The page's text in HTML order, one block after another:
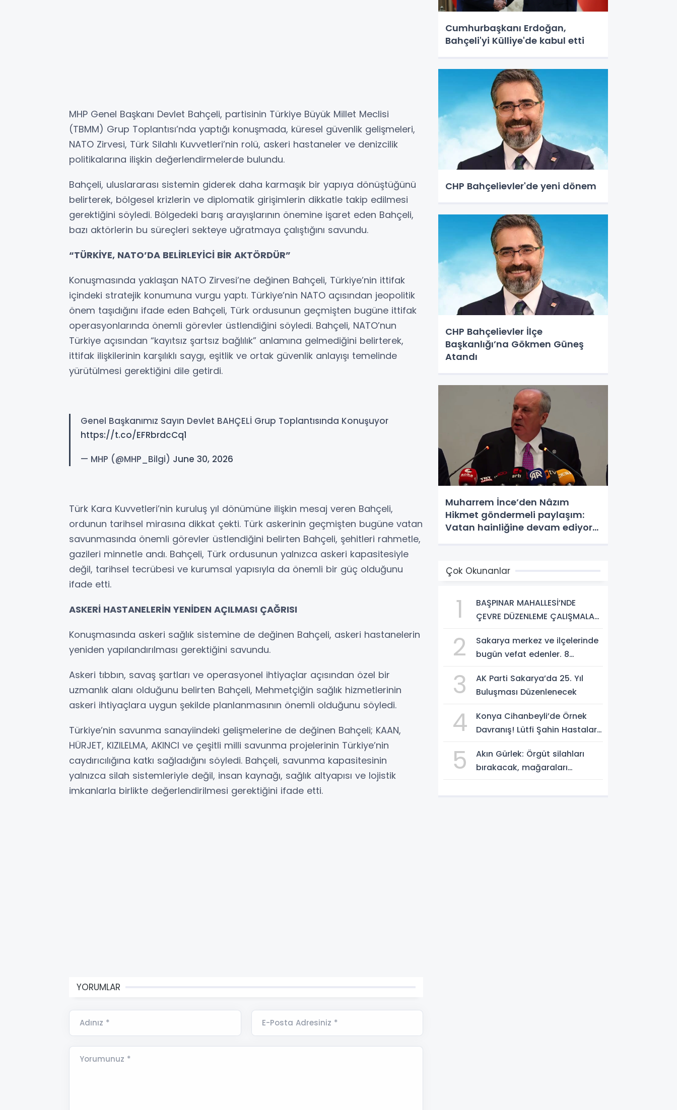
MHP Genel Başkanı Devlet Bahçeli, partisinin Türkiye Büyük Millet Meclisi
(TBMM) Grup Toplantısı’nda yaptığı konuşmada, küresel güvenlik gelişmeleri,
NATO Zirvesi, Türk Silahlı Kuvvetleri’nin rolü, askeri hastaneler ve denizcilik
politikalarına ilişkin değerlendirmelerde bulundu.
Bahçeli, uluslararası sistemin giderek daha karmaşık bir yapıya dönüştüğünü
belirterek, bölgesel krizlerin ve diplomatik girişimlerin dikkatle takip edilmesi
gerektiğini söyledi. Bölgedeki barış arayışlarının önemine işaret eden Bahçeli,
bazı aktörlerin bu süreçleri sekteye uğratmaya çalıştığını savundu.
“TÜRKİYE, NATO’DA BELİRLEYİCİ BİR AKTÖRDÜR”
Konuşmasında yaklaşan NATO Zirvesi’ne değinen Bahçeli, Türkiye’nin ittifak
içindeki stratejik konumuna vurgu yaptı. Türkiye’nin NATO açısından jeopolitik
önem taşıdığını ifade eden Bahçeli, Türk ordusunun geçmişten bugüne ittifak
operasyonlarında önemli görevler üstlendiğini söyledi. Bahçeli, NATO’nun
Türkiye açısından “kayıtsız şartsız bağlılık” anlamına gelmediğini belirterek,
ittifak ilişkilerinin karşılıklı saygı, eşitlik ve ortak güvenlik anlayışı temelinde
yürütülmesi gerektiğini dile getirdi.
Genel Başkanımız Sayın Devlet BAHÇELİ Grup Toplantısında Konuşuyor
https://t.co/EFRbrdcCq1
— MHP (@MHP_Bilgi) June 30, 2026
Türk Kara Kuvvetleri’nin kuruluş yıl dönümüne ilişkin mesaj veren Bahçeli,
ordunun tarihsel mirasına dikkat çekti. Türk askerinin geçmişten bugüne vatan
savunmasında önemli görevler üstlendiğini belirten Bahçeli, şehitleri rahmetle,
gazileri minnetle andı. Bahçeli, Türk ordusunun yalnızca askeri kapasitesiyle
değil, tarihsel tecrübesi ve kurumsal yapısıyla da önemli bir güç olduğunu
ifade etti.
ASKERİ HASTANELERİN YENİDEN AÇILMASI ÇAĞRISI
Konuşmasında askeri sağlık sistemine de değinen Bahçeli, askeri hastanelerin
yeniden yapılandırılması gerektiğini savundu.
Askeri tıbbın, savaş şartları ve operasyonel ihtiyaçlar açısından özel bir
uzmanlık alanı olduğunu belirten Bahçeli, Mehmetçiğin sağlık hizmetlerinin
askeri ihtiyaçlara uygun şekilde planlanmasının önemli olduğunu söyledi.
Türkiye’nin savunma sanayiindeki gelişmelerine de değinen Bahçeli; KAAN,
HÜRJET, KIZILELMA, AKINCI ve çeşitli milli savunma projelerinin Türkiye’nin
caydırıcılığına katkı sağladığını söyledi. Bahçeli, savunma kapasitesinin
yalnızca silah sistemleriyle değil, insan kaynağı, sağlık altyapısı ve lojistik
imkanlarla birlikte değerlendirilmesi gerektiğini ifade etti.
YORUMLAR
Adınız * E-Posta Adresiniz *
Yorumunuz *
Cumhurbaşkanı Erdoğan,
Bahçeli'yi Külliye'de kabul etti
CHP Bahçelievler'de yeni dönem
CHP Bahçelievler İlçe
Başkanlığı’na Gökmen Güneş
Atandı
Muharrem İnce’den Nâzım
Hikmet göndermeli paylaşım:
Vatan hainliğine devam ediyor
Çok Okunanlar
1
BAŞPINAR MAHALLESİ’NDE
ÇEVRE DÜZENLEME ÇALIŞMALARI
2
Sakarya merkez ve ilçelerinde
bugün vefat edenler. 8
3
AK Parti Sakarya’da 25. Yıl
Buluşması Düzenlenecek
4
Konya Cihanbeyli’de Örnek
Davranış! Lütfi Şahin Hastalara
5
Akın Gürlek: Örgüt silahları
bırakacak, mağaraları